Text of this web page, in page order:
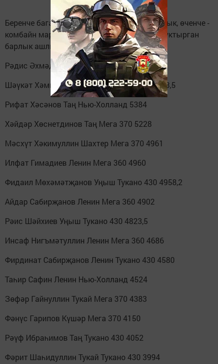
Беренче багана - комбайнчы, икенче - хуҗалык, өченче -
комбайн маркасы, дүртенче - 13 августка суктырган
барлык ашлык (центнерларда)
Рәдис Әхмәдуллин Дусым Мега 370 9586,5
Шәүкәт Хәмидуллин Дусым Тукано 430 8103,5
Рифат Хәсәнов Таң Нью-Холланд 5384
Хәйдәр Хөснетдинов Таң Мега 370 5228
Мәсхүт Хәкимуллин Шахтер Мега 370 4961
Илфат Гимадиев Ленин Мега 360 4960
Фидаил Мөхәмәтҗанов Уңыш Тукано 430 4958,2
Айдар Сабирҗанов Ленин Мега 360 4902
Рәис Шәйхиев Уңыш Тукано 430 4823,5
Инсаф Нигъмәтуллин Ленин Мега 360 4686
Фирдинат Сабирҗанов Ленин Тукано 430 4580
Таһир Сафин Ленин Нью-Холланд 4524
Зөфәр Гайнуллин Тукай Мега 370 4383
Фәнүс Гарипов Күшәр Мега 370 4150
Рәүф Ибраһимов Таң Тукано 430 4052
Фәрит Шаһидуллин Тукай Тукано 430 3994